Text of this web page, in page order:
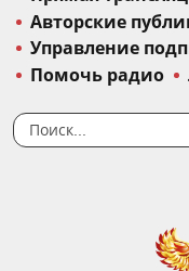
Авторские
Управление
Помочь радио